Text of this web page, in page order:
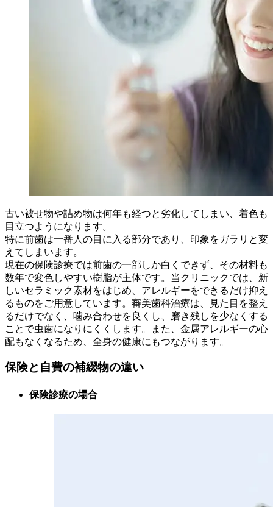
古い被せ物や詰め物は何年も経つと劣化してしまい、着色も
目立つようになります。
特に前歯は一番人の目に入る部分であり、印象をガラリと変
えてしまいます。
現在の保険診療では前歯の一部しか白くできず、その材料も
数年で変色しやすい樹脂が主体です。当クリニックでは、新
しいセラミック素材をはじめ、アレルギーをできるだけ抑え
るものをご用意しています。審美歯科治療は、見た目を整え
るだけでなく、噛み合わせを良くし、磨き残しを少なくする
ことで虫歯になりにくくします。また、金属アレルギーの心
配もなくなるため、全身の健康にもつながります。
保険と自費の補綴物の違い
保険診療の場合